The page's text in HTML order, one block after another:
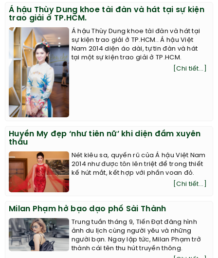
Á hậu Thùy Dung khoe tài đàn và hát tại sự kiện
trao giải ở TP.HCM.
Á hậu Thùy Dung khoe tài đàn và hát tại
sự kiện trao giải ở TP.HCM.. Á hậu Việt
Nam 2014 diện áo dài, tự tin đàn và hát
tại một sự kiện trao giải ở TP.HCM.
[Chi tiết...]
Huyền My đẹp ‘như tiên nữ’ khi diện đầm xuyên
thấu
Nét kiêu sa, quyến rũ của Á hậu Việt Nam
2014 như được tôn lên triệt để trong thiết
kế hút mắt, kết hợp với phần voan đỏ.
[Chi tiết...]
Milan Phạm hở bạo dạo phố Sài Thành
Trung tuần tháng 9, Tiến Đạt đăng hình
ảnh du lịch cùng người yêu và những
người bạn. Ngay lập tức, Milan Phạm trở
thành cái tên thu hút truyền thông.